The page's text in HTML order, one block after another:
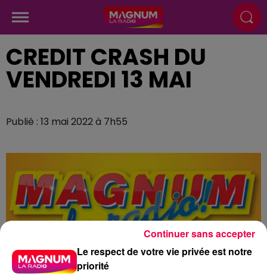
CREDIT CRASH DU
VENDREDI 13 MAI
Publié : 13 mai 2022 à 7h55
Le respect de votre vie privée est notre
priorité
Continuer sans accepter